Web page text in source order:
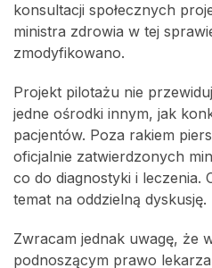
konsultacji społecznych
ministra zdrowia w tej
zmodyfikowano.
Projekt pilotażu nie
jedne ośrodki innym, jak
pacjentów. Poza rakiem
oficjalnie zatwierdzonych
co do diagnostyki i leczenia.
temat na oddzielną dyskusję.
Zwracam jednak uwagę, że
podnoszącym prawo